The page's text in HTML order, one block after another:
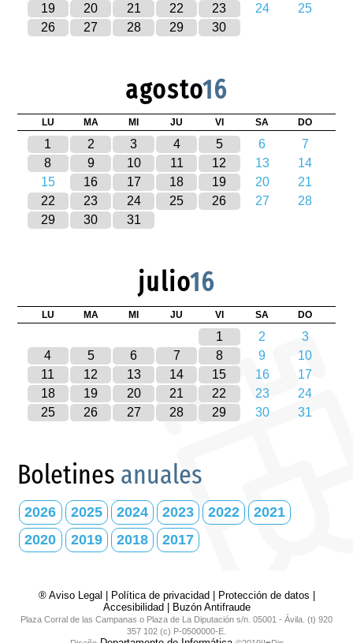
19
20 21 22 23 24
25
26
27 28 29 30
agosto16
LU MA MI JU VI SA DO
1 2 3 4 5 6
7
8
9 10 11 12 13
14
15
16 17 18 19 20
21
22
23 24 25 26 27
28
29
30 31
julio16
LU MA MI JU VI SA DO
1 2
3
4
5 6 7 8 9
10
11
12 13 14 15 16
17
18
19 20 21 22 23
24
25
26 27 28 29 30 31
Boletines anuales
2026 2025 2024 2023 2022
2021
2020
2019 2018 2017
® Aviso Legal Política de privacidad Protección de datos
Accesibilidad
Buzón Antifraude
Plaza Corral de las Campanas o Plaza de La Diputación s/n. 05001 - Ávila. (t) 920
357 102 (c) P-0500000-E.